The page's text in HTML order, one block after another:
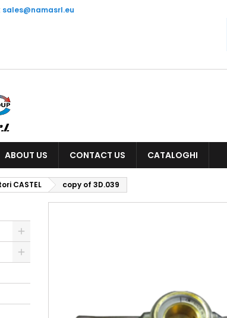
sales@namasrl.eu
ABOUT US CONTACT US CATALOGHI
CASTEL copy of 3D.039